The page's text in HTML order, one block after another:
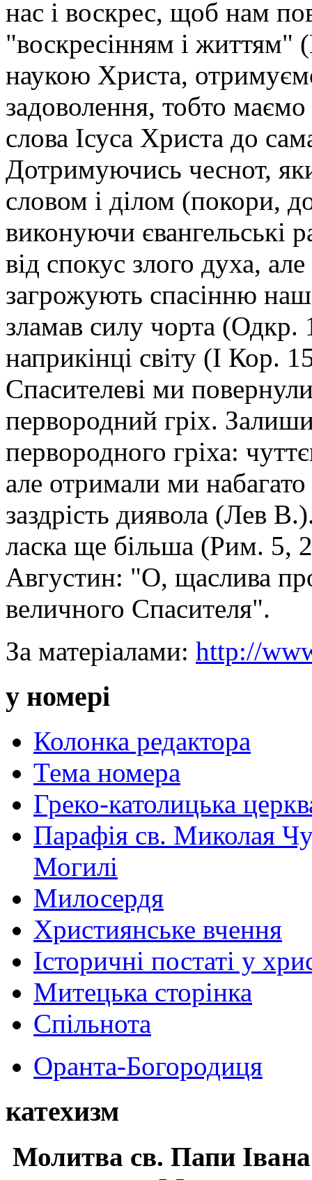
нас і воскрес, щоб нам
"воскресінням і
наукою Христа,
задоволення, тобто
слова Ісуса Христа до
Дотримуючись чеснот,
словом і ділом (покори,
виконуючи євангельські
від спокус злого духа,
загрожують спасінню
зламав силу чорта (Одкр.
наприкінці світу (І Кор.
Спасителеві ми
первородний гріх.
первородного гріха:
але отримали ми
заздрість диявола (Лев
ласка ще більша (Рим. 5,
Августин: "О, щаслива
величного Спасителя".
За матеріалами: http://
у номері
Колонка редактора
Тема номера
Греко-католицька
Парафія св. Миколая
Могилі
Милосердя
Християнське вчення
Історичні постаті у
Митецька сторінка
Спільнота
Оранта-Богородиця
катехизм
Молитва св. Папи